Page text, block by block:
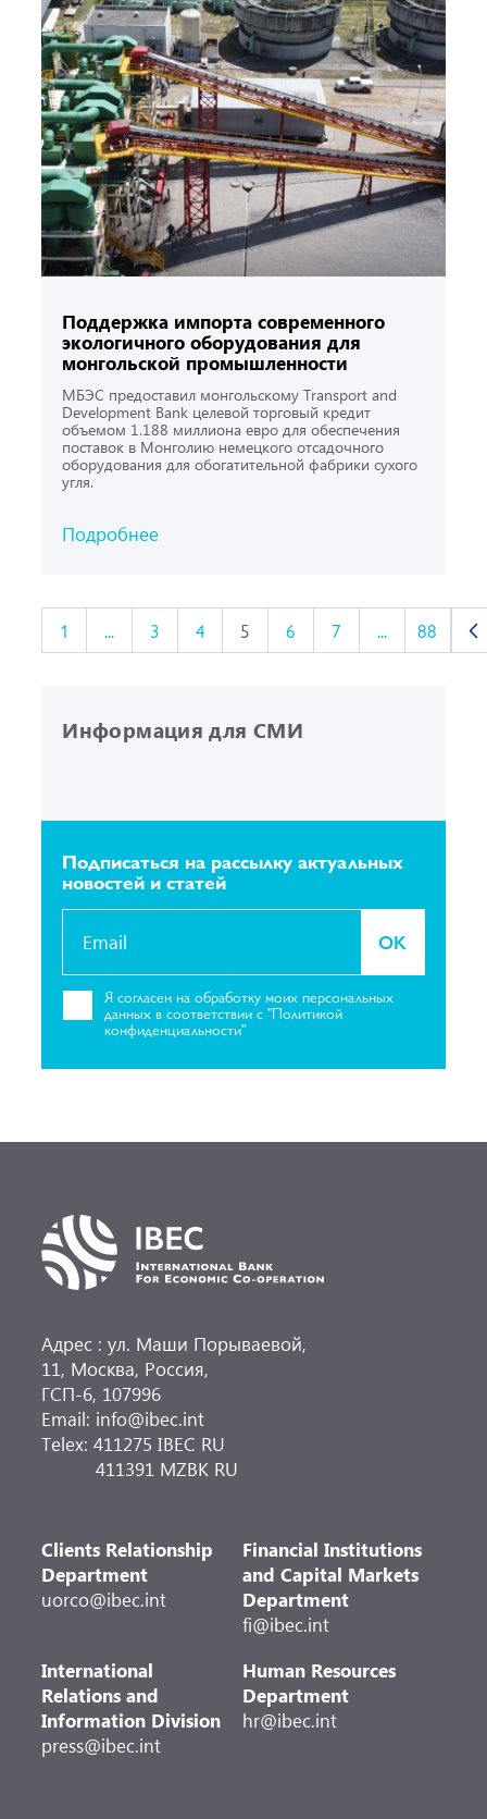
Поддержка импорта современного
экологичного оборудования для
монгольской промышленности
МБЭС предоставил монгольскому Transport and
Development Bank целевой торговый кредит
объемом 1.188 миллиона евро для обеспечения
поставок в Монголию немецкого отсадочного
оборудования для обогатительной фабрики сухого
угля.
Подробнее
1 ... 3 4 5 6 7 ... 88
Информация для СМИ
Подписаться на рассылку актуальных
новостей и статей
OK
Я согласен на обработку моих персональных
данных в соответствии с "Политикой
конфиденциальности"
Адрес : ул. Маши Порываевой,
11, Москва, Россия,
ГСП-6, 107996
Email: info@ibec.int
Telex: 411275 IBEC RU
411391 MZBK RU
Clients Relationship
Department
uorco@ibec.int
Financial Institutions
and Capital Markets
Department
fi@ibec.int
International
Relations and
Information Division
press@ibec.int
Human Resources
Department
hr@ibec.int